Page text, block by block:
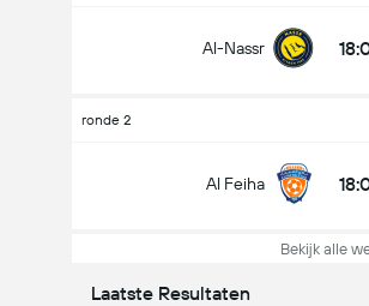
Al-Nassr
ronde 2
Al Feiha
Bekijk alle
Laatste Resultaten